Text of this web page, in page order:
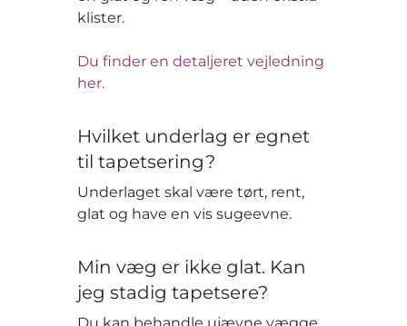
klister.
Du finder en detaljeret vejledning
her.
Hvilket underlag er egnet
til tapetsering?
Underlaget skal være tørt, rent,
glat og have en vis sugeevne.
Min væg er ikke glat. Kan
jeg stadig tapetsere?